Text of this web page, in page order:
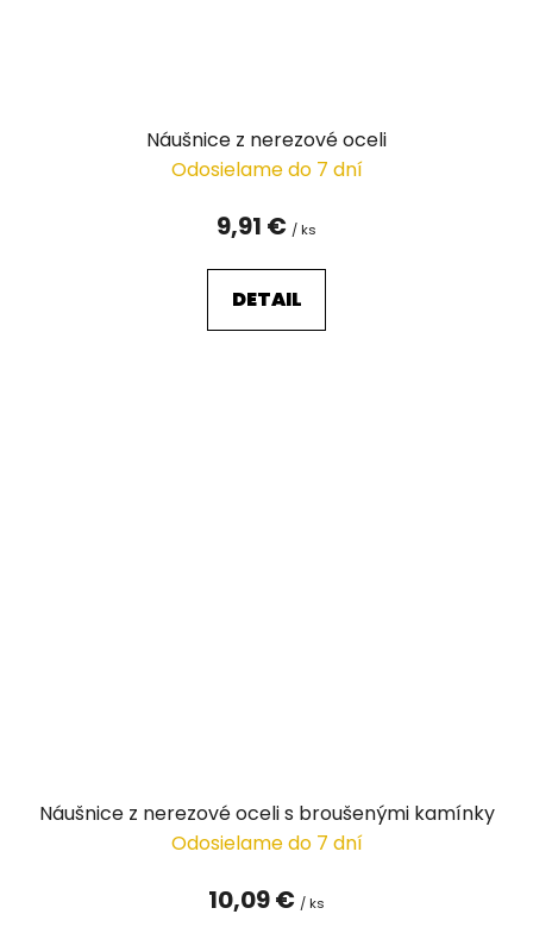
Náušnice z nerezové oceli
Odosielame do 7 dní
9,91 € / ks
DETAIL
Náušnice z nerezové oceli s broušenými kamínky
Odosielame do 7 dní
10,09 € / ks